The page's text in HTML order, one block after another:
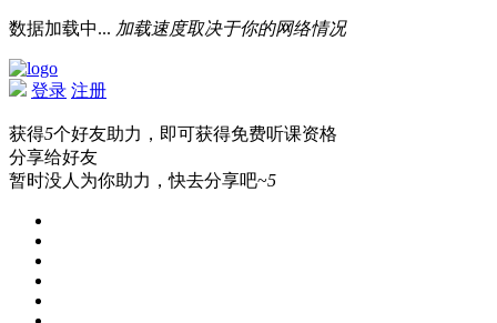
数据加载中... 加载速度取决于你的网络情况
登录 注册
获得5个好友助力，即可获得免费听课资格
分享给好友
暂时没人为你助力，快去分享吧~5